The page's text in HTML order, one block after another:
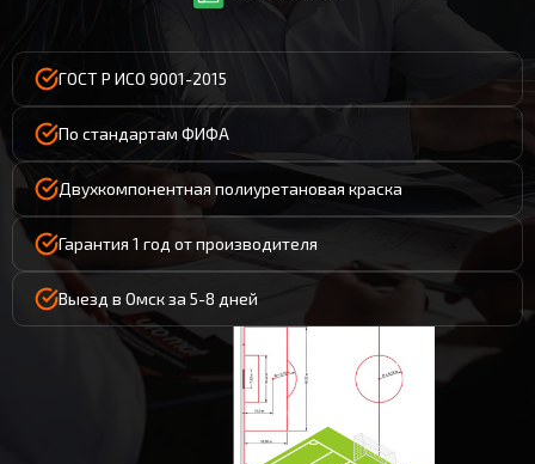
ГОСТ Р ИСО 9001-2015
По стандартам ФИФА
Двухкомпонентная полиуретановая краска
Гарантия 1 год от производителя
Выезд в Омск за 5-8 дней